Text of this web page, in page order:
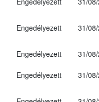
Engedélyezett 31/
Engedélyezett
31/
Engedélyezett
31/